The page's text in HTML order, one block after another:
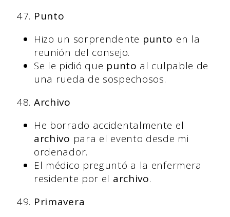
Punto
Hizo un sorprendente punto en la
reunión del consejo.
Se le pidió que punto al culpable de
una rueda de sospechosos.
Archivo
He borrado accidentalmente el
archivo para el evento desde mi
ordenador.
El médico preguntó a la enfermera
residente por el archivo.
Primavera